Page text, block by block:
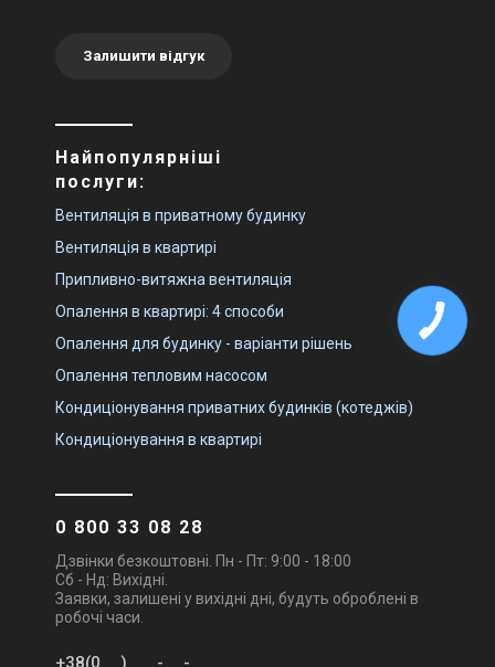
Залишити відгук
Найпопулярніші
послуги:
Вентиляція в приватному будинку
Вентиляція в квартирі
Припливно-витяжна вентиляція
Опалення в квартирі: 4 способи
Опалення для будинку - варіанти рішень
Опалення тепловим насосом
Кондиціонування приватних будинків (котеджів)
Кондиціонування в квартирі
0 800 33 08 28
Дзвінки безкоштовні. Пн - Пт: 9:00 - 18:00
Сб - Нд: Вихідні.
Заявки, залишені у вихідні дні, будуть оброблені в
робочі часи.